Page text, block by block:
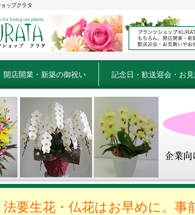
ップクラタ
開店開業・新築の御祝い 記念日・歓送迎会・お
法要生花・仏花はお早めに。事